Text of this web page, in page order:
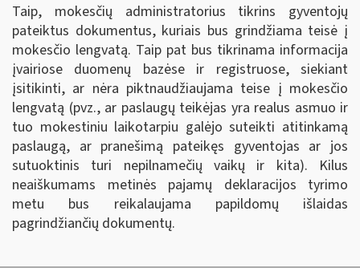
Taip, mokesčių administratorius tikrins gyventojų
pateiktus dokumentus, kuriais bus grindžiama teisė į
mokesčio lengvatą. Taip pat bus tikrinama informacija
įvairiose duomenų bazėse ir registruose, siekiant
įsitikinti, ar nėra piktnaudžiaujama teise į mokesčio
lengvatą (pvz., ar paslaugų teikėjas yra realus asmuo ir
tuo mokestiniu laikotarpiu galėjo suteikti atitinkamą
paslaugą, ar pranešimą pateikęs gyventojas ar jos
sutuoktinis turi nepilnamečių vaikų ir kita). Kilus
neaiškumams metinės pajamų deklaracijos tyrimo
metu bus reikalaujama papildomų išlaidas
pagrindžiančių dokumentų.